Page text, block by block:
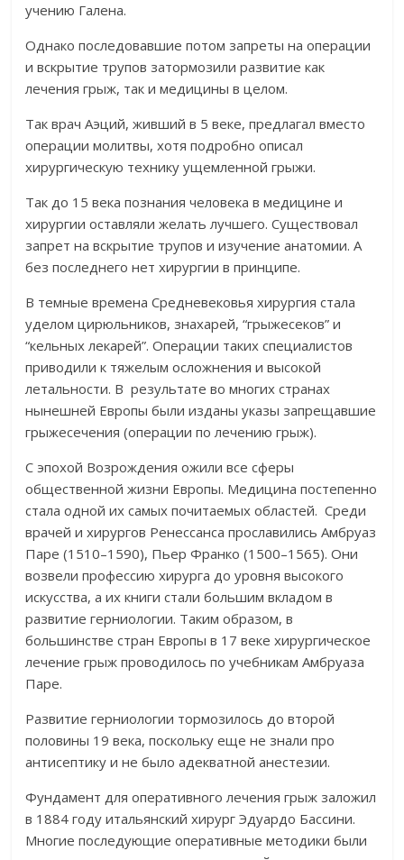
учению Галена.
Однако последовавшие потом запреты на операции
и вскрытие трупов затормозили развитие как
лечения грыж, так и медицины в целом.
Так врач Аэций, живший в 5 веке, предлагал вместо
операции молитвы, хотя подробно описал
хирургическую технику ущемленной грыжи.
Так до 15 века познания человека в медицине и
хирургии оставляли желать лучшего. Существовал
запрет на вскрытие трупов и изучение анатомии. А
без последнего нет хирургии в принципе.
В темные времена Средневековья хирургия стала
уделом цирюльников, знахарей, “грыжесеков” и
“кельных лекарей”. Операции таких специалистов
приводили к тяжелым осложнения и высокой
летальности. В результате во многих странах
нынешней Европы были изданы указы запрещавшие
грыжесечения (операции по лечению грыж).
С эпохой Возрождения ожили все сферы
общественной жизни Европы. Медицина постепенно
стала одной их самых почитаемых областей. Среди
врачей и хирургов Ренессанса прославились Амбруаз
Паре (1510–1590), Пьер Франко (1500–1565). Они
возвели профессию хирурга до уровня высокого
искусства, а их книги стали большим вкладом в
развитие герниологии. Таким образом, в
большинстве стран Европы в 17 веке хирургическое
лечение грыж проводилось по учебникам Амбруаза
Паре.
Развитие герниологии тормозилось до второй
половины 19 века, поскольку еще не знали про
антисептику и не было адекватной анестезии.
Фундамент для оперативного лечения грыж заложил
в 1884 году итальянский хирург Эдуардо Бассини.
Многие последующие оперативные методики были